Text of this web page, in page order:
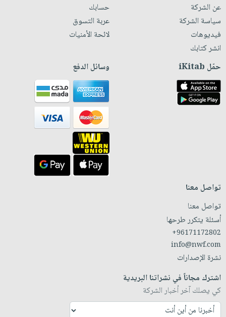
عن الشركة
سياسة الشركة
فيديوهات
انشر كتابك
حسابك
عربة التسوق
لائحة الأمنيات
حمّل iKitab وسائل الدفع
تواصل معنا
تواصل معنا
أسئلة يتكرر طرحها
+96171172802
info@nwf.com
نشرة الإصدارات
اشترك مجاناً في نشراتنا البريدية
كي يصلك آخر أخبار الشركة